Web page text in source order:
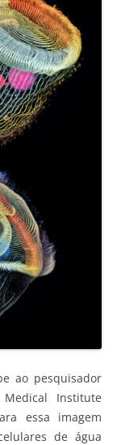
ao pesquisador
Institute
essa imagem
de água